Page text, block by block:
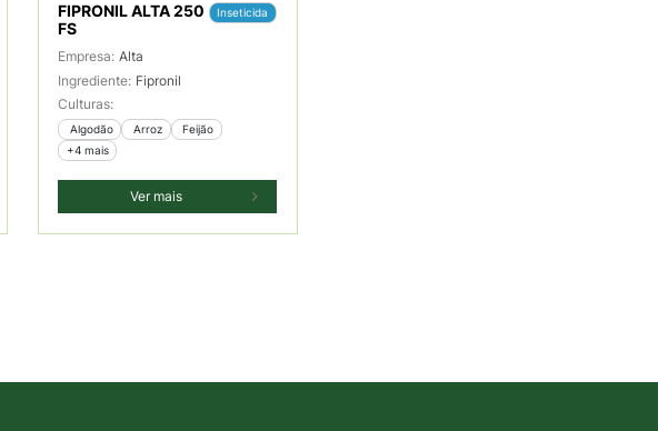
FIPRONIL ALTA 250
FS
Inseticida
Empresa: Alta
Ingrediente: Fipronil
Culturas:
Algodão Arroz
Feijão
+4 mais
Ver mais